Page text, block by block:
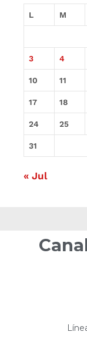
L M
3 4
10 11
17 18
24 25
31
« Jul